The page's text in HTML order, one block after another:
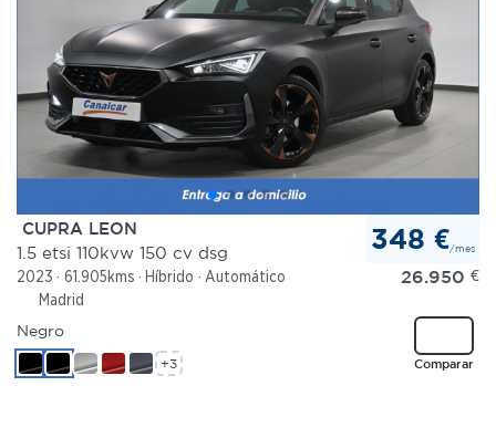
CUPRA LEON
1.5 etsi 110kvw 150 cv dsg
2023 61.905kms Híbrido
Automático
Madrid
348 €/mes
26.950 €
Comparar
Negro
+3